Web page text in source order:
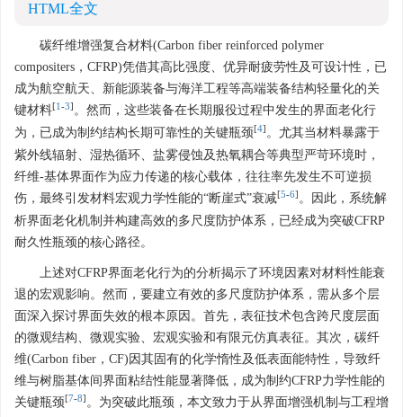
HTML全文
碳纤维增强复合材料(Carbon fiber reinforced polymer
compositers，CFRP)凭借其高比强度、优异耐疲劳性及可设计性，已
成为航空航天、新能源装备与海洋工程等高端装备结构轻量化的关
键材料[1 -3] 。然而，这些装备在长期服役过程中发生的界面老化行
为，已成为制约结构长期可靠性的关键瓶颈[4] 。尤其当材料暴露于
紫外线辐射、湿热循环、盐雾侵蚀及热氧耦合等典型严苛环境时，
纤维-基体界面作为应力传递的核心载体，往往率先发生不可逆损
伤，最终引发材料宏观力学性能的“断崖式”衰减[5-6] 。因此，系统解
析界面老化机制并构建高效的多尺度防护体系，已经成为突破CFRP
耐久性瓶颈的核心路径。
上述对CFRP界面老化行为的分析揭示了环境因素对材料性能衰
退的宏观影响。然而，要建立有效的多尺度防护体系，需从多个层
面深入探讨界面失效的根本原因。首先，表征技术包含跨尺度层面
的微观结构、微观实验、宏观实验和有限元仿真表征。其次，碳纤
维(Carbon fiber，CF)因其固有的化学惰性及低表面能特性，导致纤
维与树脂基体间界面粘结性能显著降低，成为制约CFRP力学性能的
关键瓶颈[7-8] 。为突破此瓶颈，本文致力于从界面增强机制与工程增